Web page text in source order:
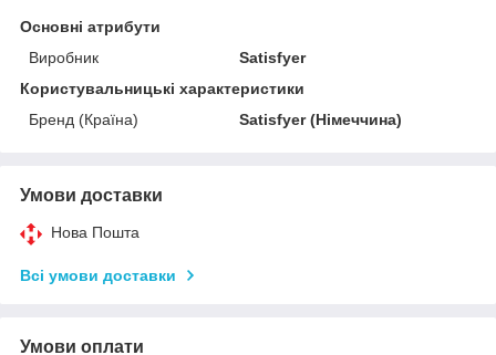
Основні атрибути
Виробник
Satisfyer
Користувальницькі характеристики
Бренд (Країна)
Satisfyer (Німеччина)
Умови доставки
Нова Пошта
Всі умови доставки
Умови оплати